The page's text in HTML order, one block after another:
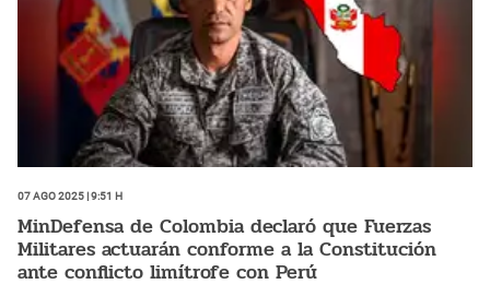
07 Ago 2025 | 9:51 h
MinDefensa de Colombia declaró que Fuerzas
Militares actuarán conforme a la Constitución
ante conflicto limítrofe con Perú